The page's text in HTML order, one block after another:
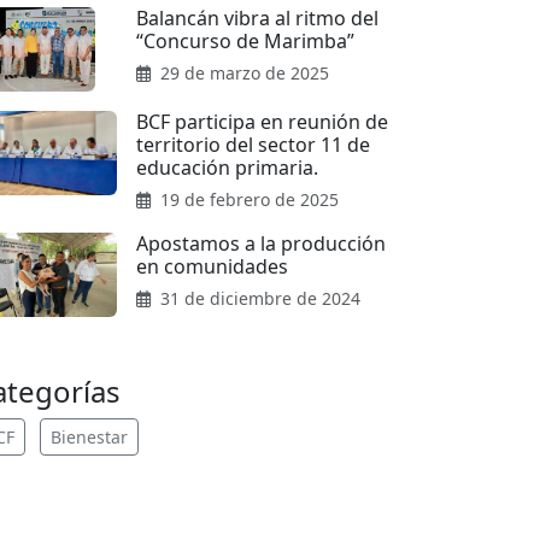
Balancán vibra al ritmo del
“Concurso de Marimba”
29 de marzo de 2025
BCF participa en reunión de
territorio del sector 11 de
educación primaria.
19 de febrero de 2025
Apostamos a la producción
en comunidades
31 de diciembre de 2024
Bienestar